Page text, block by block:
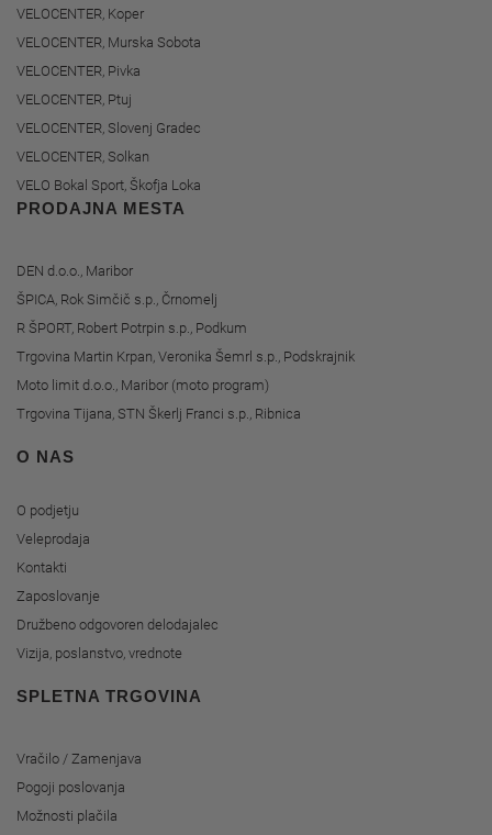
VELOCENTER, Koper
VELOCENTER, Murska Sobota
VELOCENTER, Pivka
VELOCENTER, Ptuj
VELOCENTER, Slovenj Gradec
VELOCENTER, Solkan
VELO Bokal Sport, Škofja Loka
PRODAJNA MESTA
DEN d.o.o., Maribor
ŠPICA, Rok Simčič s.p., Črnomelj
R ŠPORT, Robert Potrpin s.p., Podkum
Trgovina Martin Krpan, Veronika Šemrl s.p., Podskrajnik
Moto limit d.o.o., Maribor (moto program)
Trgovina Tijana, STN Škerlj Franci s.p., Ribnica
O NAS
O podjetju
Veleprodaja
Kontakti
Zaposlovanje
Družbeno odgovoren delodajalec
Vizija, poslanstvo, vrednote
SPLETNA TRGOVINA
Vračilo / Zamenjava
Pogoji poslovanja
Možnosti plačila